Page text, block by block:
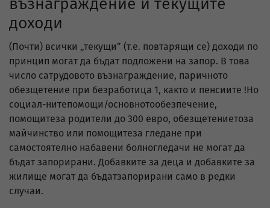
IMPRESSUM
доходи
(Почти) всички „текущи” (т.е. повтарящи се) доходи по
принцип могат да бъдат подложени на запор. В това
число сатрудовото възнаграждение, паричното
обезщетение при безработица 1, както и пенсиите !Но
социал-нитепомощи/основнотообезпечение,
помощитеза родители до 300 евро, обезщетениетоза
майчинство или помощитеза гледане при
самостоятелно набавени болногледачи не могат да
бъдат запорирани. Добавките за деца и добавките за
жилище могат да бъдатзапорирани само в редки
случаи.